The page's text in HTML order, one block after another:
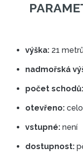
výška: 21
nadmořská
počet schodů:
otevřeno:
vstupné: není
dostupnost: